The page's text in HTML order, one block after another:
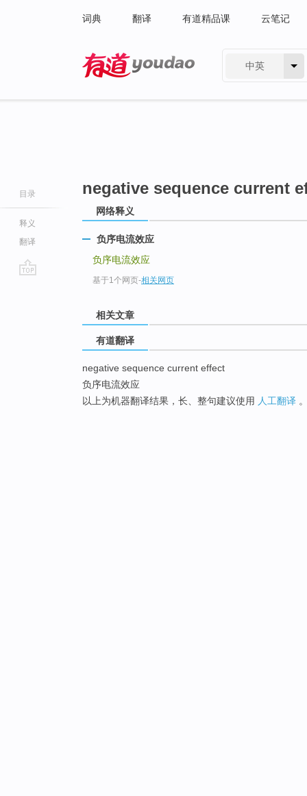
词典 翻译 有道精品课 云笔记
中英
目录
释义
翻译
negative sequence current
网络释义
负序电流效应
负序电流效应
基于1个网页-相关网页
相关文章
有道翻译
negative sequence current effect
负序电流效应
以上为机器翻译结果，长、整句建议使用 人工翻译